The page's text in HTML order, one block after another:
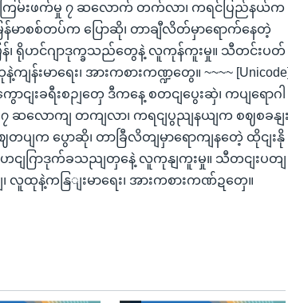
ကြမ်းဖက်မှု ၇ ဆလောက် တက်လာ၊ ကရင်ပြည်နယ်က
ာစစ်တပ်က ပြောဆို၊ တာချီလိတ်မှာရောက်နေတဲ့
၊ ရိုဟင်ဂျာဒုက္ခသည်တွေနဲ့ လူကုန်ကူးမှု။ သီတင်းပတ်
းမာရေး၊ အားကစားကဏ္ဍတွေ။ ~~~~ [Unicode]
ာငျးခရီးစဉျတှေ ဒီကနေ့ စတငျပွေးဆှဲ၊ ကပျရောဂါ
၇ ဆလောကျ တကျလာ၊ ကရငျပွညျနယျက စဈစခနျး
ျက ပွောဆို၊ တာခြီလိတျမှာရောကျနတေဲ့ ထိုငျးနို
ဟငျဂြာဒုက်ခသညျတှနေဲ့ လူကုနျကူးမှု။ သီတငျးပတျ
လူထုနဲ့ကနြျးမာရေး၊ အားကစားကဏ်ဍတှေ။